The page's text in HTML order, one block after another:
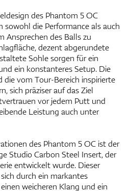
des Phantom 5 OC
die Performance als auch
Ansprechen des Balls zu
dezent abgerundete
Sohle sorgen für ein
ein konstanteres Setup. Die
vom Tour-Bereich inspirierte
sich präziser auf das Ziel
vor jedem Putt und
Leistung auch unter
des Phantom 5 OC ist der
Studio Carbon Steel Insert, der
entwickelt wurde. Dieser
durch ein markantes
weicheren Klang und ein